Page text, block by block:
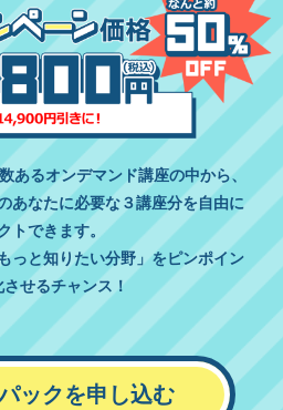
あるオンデマンド講座の中から、
あなたに必要な３講座分を自由に
トできます。
っと知りたい分野」をピンポイン
させるチャンス！
ックを申し込む